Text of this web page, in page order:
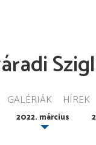
GALÉRIÁK HÍREK
2022. március